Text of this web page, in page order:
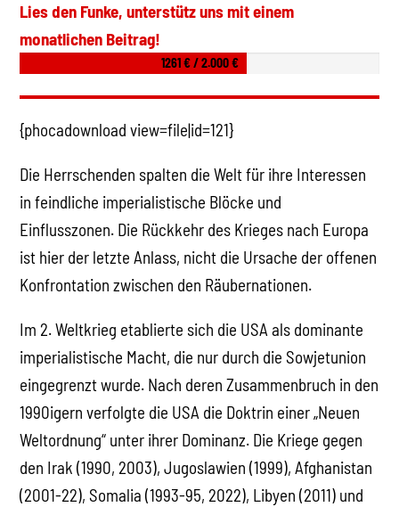
Lies den Funke, unterstütz uns mit einem
monatlichen Beitrag!
1261 € / 2.000 €
{phocadownload view=file|id=121}
Die Herrschenden spalten die Welt für ihre Interessen
in feindliche imperialistische Blöcke und
Einflusszonen. Die Rückkehr des Krieges nach Europa
ist hier der letzte Anlass, nicht die Ursache der offenen
Konfrontation zwischen den Räubernationen.
Im 2. Weltkrieg etablierte sich die USA als dominante
imperialistische Macht, die nur durch die Sowjetunion
eingegrenzt wurde. Nach deren Zusammenbruch in den
1990igern verfolgte die USA die Doktrin einer „Neuen
Weltordnung“ unter ihrer Dominanz. Die Kriege gegen
den Irak (1990, 2003), Jugoslawien (1999), Afghanistan
(2001-22), Somalia (1993-95, 2022), Libyen (2011) und